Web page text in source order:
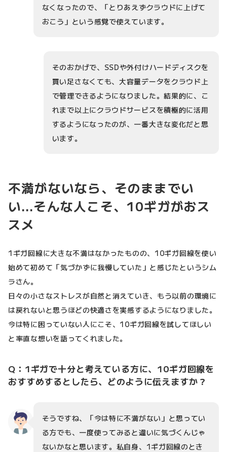
なくなったので、「とりあえずクラウドに上げて
おこう」という感覚で使えています。
そのおかげで、SSDや外付けハードディスクを
買い足さなくても、大容量データをクラウド上
で管理できるようになりました。結果的に、こ
れまで以上にクラウドサービスを積極的に活用
するようになったのが、一番大きな変化だと思
います。
不満がないなら、そのままでい
い…そんな人こそ、10ギガがおス
スメ
1ギガ回線に大きな不満はなかったものの、10ギガ回線を使い
始めて初めて「気づかずに我慢していた」と感じたというシム
ラさん。
日々の小さなストレスが自然と消えていき、もう以前の環境に
は戻れないと思うほどの快適さを実感するようになりました。
今は特に困っていない人にこそ、10ギガ回線を試してほしい
と率直な想いを語ってくれました。
Q：1ギガで十分と考えている方に、10ギガ回線を
おすすめするとしたら、どのように伝えますか？
そうですね、「今は特に不満がない」と思ってい
る方でも、一度使ってみると違いに気づくんじゃ
ないかなと思います。私自身、1ギガ回線のとき